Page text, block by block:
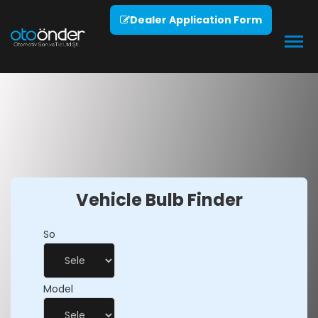
Dealer Application Form
Vehicle Bulb Finder
So
Model